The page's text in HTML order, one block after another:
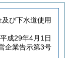
び下水道使用
平成29年4月1日
企業告示第3号